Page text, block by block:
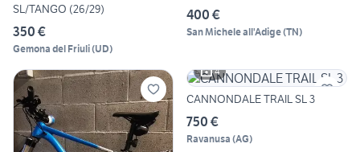
SL/TANGO (26/29)
350 €
Gemona del Friuli(UD)
400 €
San Michele all'Adige(TN)
4
CANNONDALE TRAIL SL 3
750 €
Ravanusa (AG)